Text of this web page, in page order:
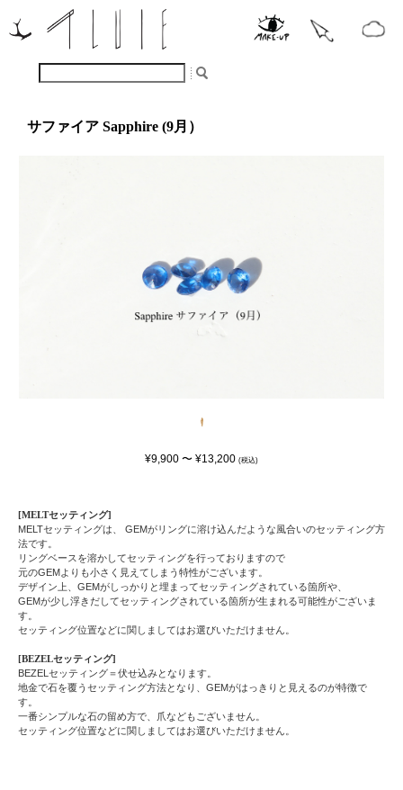
サファイア Sapphire (9月）
¥9,900 〜 ¥13,200 (税込)
[MELTセッティング]
MELTセッティングは、 GEMがリングに溶け込んだような風合いのセッティング方
法です。
リングベースを溶かしてセッティングを行っておりますので
元のGEMよりも小さく見えてしまう特性がございます。
デザイン上、GEMがしっかりと埋まってセッティングされている箇所や、
GEMが少し浮きだしてセッティングされている箇所が生まれる可能性がございま
す。
セッティング位置などに関しましてはお選びいただけません。
[BEZELセッティング]
BEZELセッティング＝伏せ込みとなります。
地金で石を覆うセッティング方法となり、GEMがはっきりと見えるのが特徴で
す。
一番シンプルな石の留め方で、爪などもございません。
セッティング位置などに関しましてはお選びいただけません。